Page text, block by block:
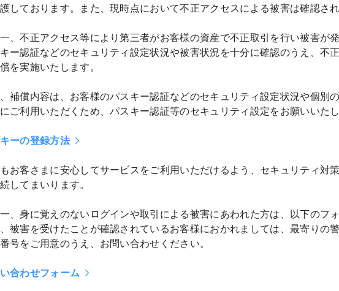
しております。また、現時点において不正アクセスによる被害は確認され
、不正アクセス等により第三者がお客様の資産で不正取引を行い被害が
ー認証などのセキュリティ設定状況や被害状況を十分に確認のうえ、不
を実施いたします。
補償内容は、お客様のパスキー認証などのセキュリティ設定状況や個別
ご利用いただくため、パスキー認証等のセキュリティ設定をお願いいたし
ーの登録方法
お客さまに安心してサービスをご利用いただけるよう、セキュリティ対
してまいります。
、身に覚えのないログインや取引による被害にあわれた方は、以下のフ
被害を受けたことが確認されているお客様におかれましては、最寄りの
号をご用意のうえ、お問い合わせください。
合わせフォーム